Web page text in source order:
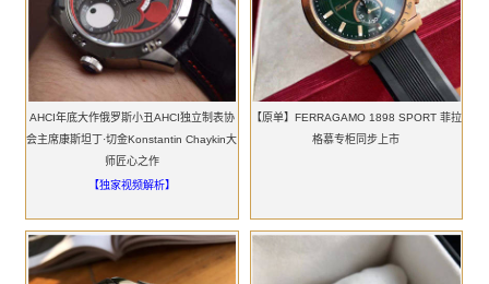
AHCI年底大作俄罗斯小丑AHCI独立制表协
会主席康斯坦丁·切金Konstantin Chaykin大
师匠心之作
【独家视频解析】
【原单】FERRAGAMO 1898 SPORT 菲拉
格慕专柜同步上市